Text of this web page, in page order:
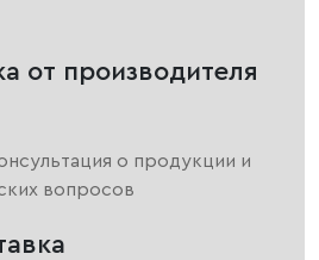
от производителя
о продукции и
вопросов